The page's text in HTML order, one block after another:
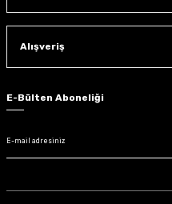
Alışveriş
E-Bülten Aboneliği